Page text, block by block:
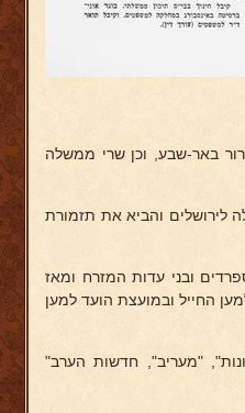
באר-שבע, וכן שרי ממשלה
להתארגנות בבאר-יעקב לאחר הקרב הידוע על גבעה 69 - עלה לירושלים והביא את תזמורת
ובני עדות המזרח ומאז
החייל ובמועצת הועד למען
"מעריב", חדשות הערב"